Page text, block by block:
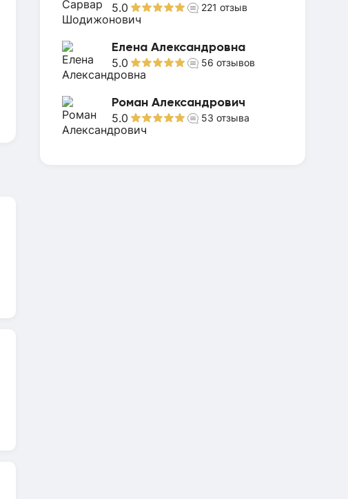
5.0 221 отзыв
Елена Александровна
5.0 56 отзывов
Роман Александрович
5.0 53 отзыва